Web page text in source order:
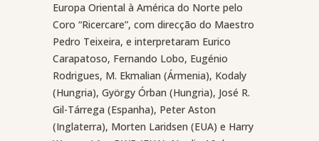
Europa Oriental à América do Norte pelo
Coro “Ricercare”, com direcção do Maestro
Pedro Teixeira, e interpretaram Eurico
Carapatoso, Fernando Lobo, Eugénio
Rodrigues, M. Ekmalian (Ármenia), Kodaly
(Hungria), György Órban (Hungria), José R.
Gil-Tárrega (Espanha), Peter Aston
(Inglaterra), Morten Laridsen (EUA) e Harry